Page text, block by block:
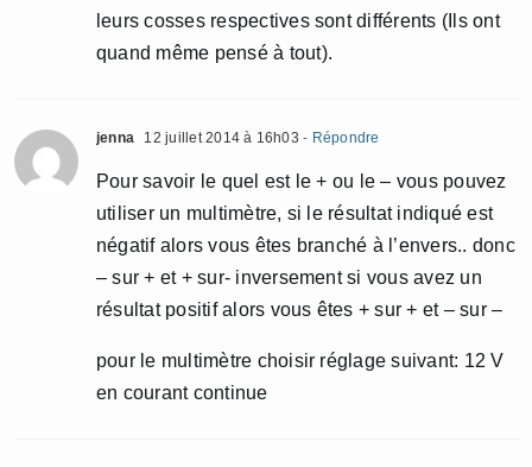
leurs cosses respectives sont différents (Ils ont
quand même pensé à tout).
jenna 12 juillet 2014 à 16h03 - Répondre
Pour savoir le quel est le + ou le – vous pouvez
utiliser un multimètre, si le résultat indiqué est
négatif alors vous êtes branché à l’envers.. donc
– sur + et + sur- inversement si vous avez un
résultat positif alors vous êtes + sur + et – sur –
pour le multimètre choisir réglage suivant: 12 V
en courant continue